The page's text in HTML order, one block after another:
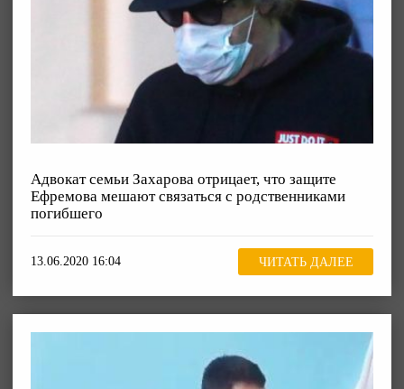
Адвокат семьи Захарова отрицает, что защите
Ефремова мешают связаться с родственниками
погибшего
13.06.2020 16:04 ЧИТАТЬ ДАЛЕЕ